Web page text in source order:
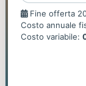
Fine
offerta
Fine offerta
Costo annuale
Costo variabile: